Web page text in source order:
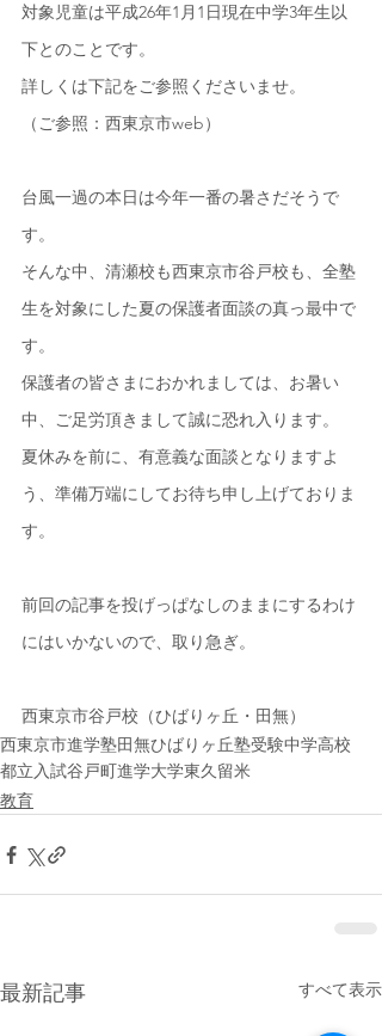
対象児童は平成26年1月1日現在中学3年生以
下とのことです。
詳しくは下記をご参照くださいませ。
（ご参照：西東京市web）
台風一過の本日は今年一番の暑さだそうで
す。
そんな中、清瀬校も西東京市谷戸校も、全塾
生を対象にした夏の保護者面談の真っ最中で
す。
保護者の皆さまにおかれましては、お暑い
中、ご足労頂きまして誠に恐れ入ります。
夏休みを前に、有意義な面談となりますよ
う、準備万端にしてお待ち申し上げておりま
す。
前回の記事を投げっぱなしのままにするわけ
にはいかないので、取り急ぎ。
西東京市谷戸校（ひばりヶ丘・田無）
西東京市進学塾田無ひばりヶ丘塾受験中学高校
都立入試谷戸町進学大学東久留米
教育
最新記事 すべて表示